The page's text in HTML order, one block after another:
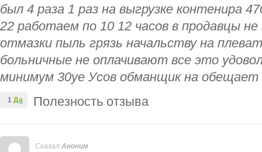
был 4 раза 1 раз на выгрузке контенира
22 работаем по 10 12 часов в продавцы не
отмазки пыль грязь начальству на
больничные не оплачивают все это
минимум 30уе Усов обманщик на обещает
Полезность отзыва
1 Да
Сказал Аноним